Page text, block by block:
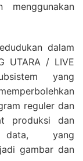
menggunakan
dalam
UTARA / LIVE
yang
reguler dan
produksi dan
yang
gambar dan